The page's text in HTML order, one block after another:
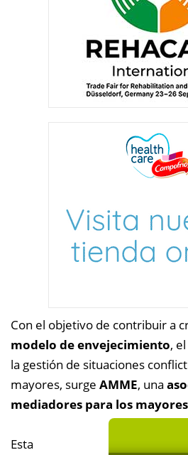
Con el objetivo de contribuir a
modelo de envejecimiento,
la gestión de situaciones
mayores, surge AMME, una
mediadores para los
Esta